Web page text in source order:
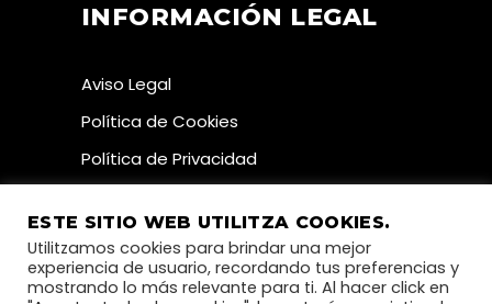
INFORMACIÓN LEGAL
Aviso Legal
Política de Cookies
Política de Privacidad
ESTE SITIO WEB UTILITZA COOKIES.
Utilitzamos cookies para brindar una mejor
experiencia de usuario, recordando tus preferencias y
mostrando lo más relevante para ti. Al hacer click en